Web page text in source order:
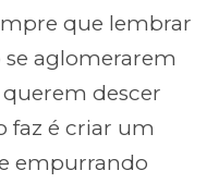
que lembrar
se aglomerarem
descer
faz é criar um
empurrando